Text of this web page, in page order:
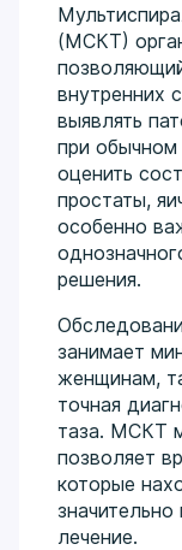
(МСКТ)
внутренних
выявлять
при
оценить
простаты,
особенно
решения.
занимает
женщинам,
точная
таза. МСКТ
позволяет
которые
лечение.